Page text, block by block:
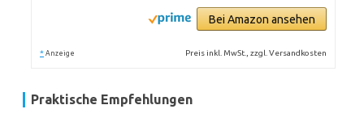
Bei Amazon ansehen
* Anzeige Preis inkl. MwSt., zzgl. Versandkosten
Praktische Empfehlungen